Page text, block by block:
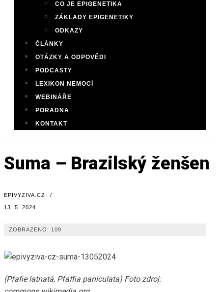
CO JE EPIGENETIKA
ZÁKLADY EPIGENETIKY
ODKAZY
ČLÁNKY
OTÁZKY A ODPOVĚDI
PODCASTY
LEXIKON NEMOCÍ
WEBINÁŘE
PORADNA
KONTAKT
Suma – Brazilský ženšen
EPIVYZIVA.CZ /
13. 5. 2024
ZOBRAZENO: 109
(Pfafie latnatá, Pfaffia paniculata) Foto zdroj: